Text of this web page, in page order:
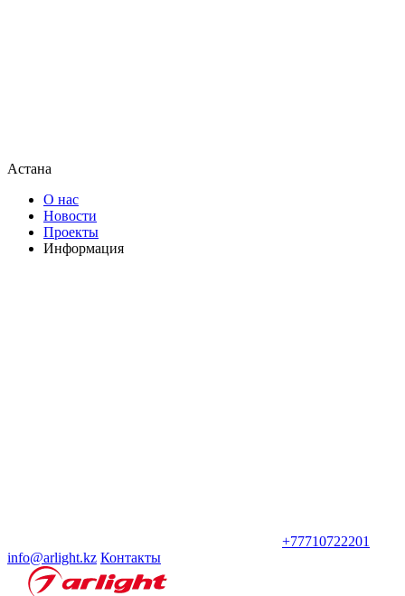
Астана
О нас
Новости
Проекты
Информация
+77710722201
info@arlight.kz Контакты